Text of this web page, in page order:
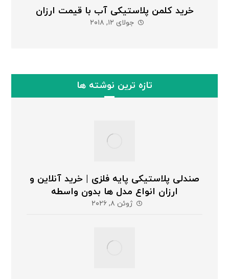
خرید کلمن پلاستیکی آب با قیمت ارزان
جولای ۱۲, ۲۰۱۸
تازه ترین نوشته ها
صندلی پلاستیکی پایه فلزی | خرید آنلاین و
ارزان انواع مدل ها بدون واسطه
ژوئن ۸, ۲۰۲۶